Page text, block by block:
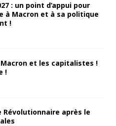
: un point d’appui pour
à Macron et à sa politique
!
et les capitalistes !
!
Révolutionnaire après le